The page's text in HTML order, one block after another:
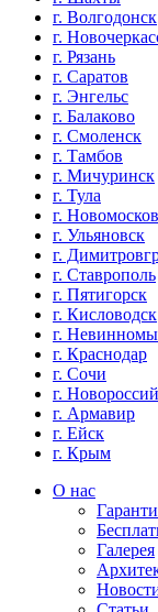
г. Волгодонск
г.
г. Рязань
г. Саратов
г. Энгельс
г. Балаково
г. Смоленск
г. Тамбов
г. Мичуринск
г. Тула
г.
г. Ульяновск
г.
г. Ставрополь
г. Пятигорск
г. Кисловодск
г.
г. Краснодар
г. Сочи
г.
г. Армавир
г. Ейск
г. Крым
О нас
Галерея